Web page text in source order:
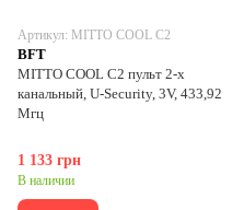
Артикул: MITTO COOL C2
BFT
MITTO COOL C2 пульт 2-х
канальный, U-Security, 3V, 433,92
Мгц
1 133 грн
В наличии